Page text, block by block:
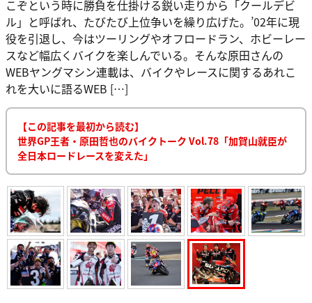
こぞという時に勝負を仕掛ける鋭い走りから「クールデビ
ル」と呼ばれ、たびたび上位争いを繰り広げた。’02年に現
役を引退し、今はツーリングやオフロードラン、ホビーレー
スなど幅広くバイクを楽しんでいる。そんな原田さんの
WEBヤングマシン連載は、バイクやレースに関するあれこ
れを大いに語るWEB […]
【この記事を最初から読む】
世界GP王者・原田哲也のバイクトーク Vol.78「加賀山就臣が
全日本ロードレースを変えた」